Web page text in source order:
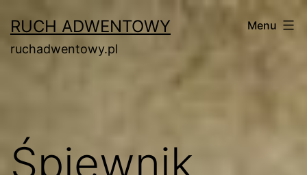
do
treści
RUCH ADWENTOWY
ruchadwentowy.pl
Menu
Śpiewnik